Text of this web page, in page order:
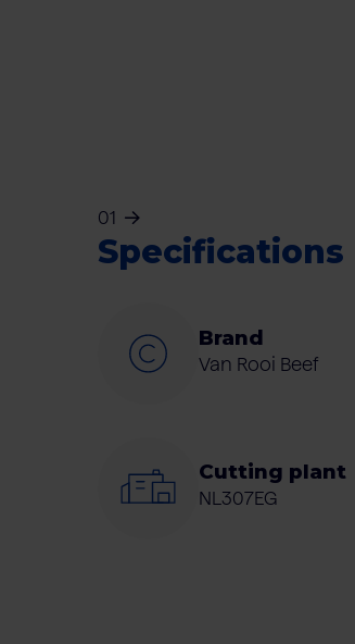
01
Specifications
Brand
Van Rooi Beef
Cutting plant
NL307EG